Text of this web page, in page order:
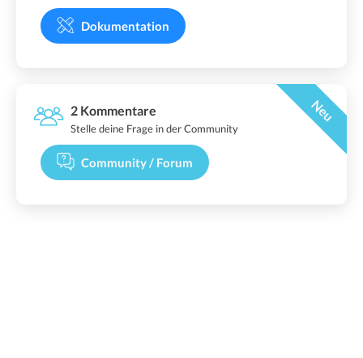
Dokumentation
2 Kommentare Neu
Stelle deine Frage in der Community
Community / Forum